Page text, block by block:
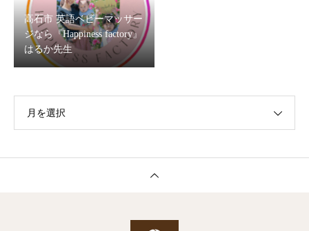
高石市 英語ベビーマッサー
ジなら『Happiness factory』
はるか先生
月を選択